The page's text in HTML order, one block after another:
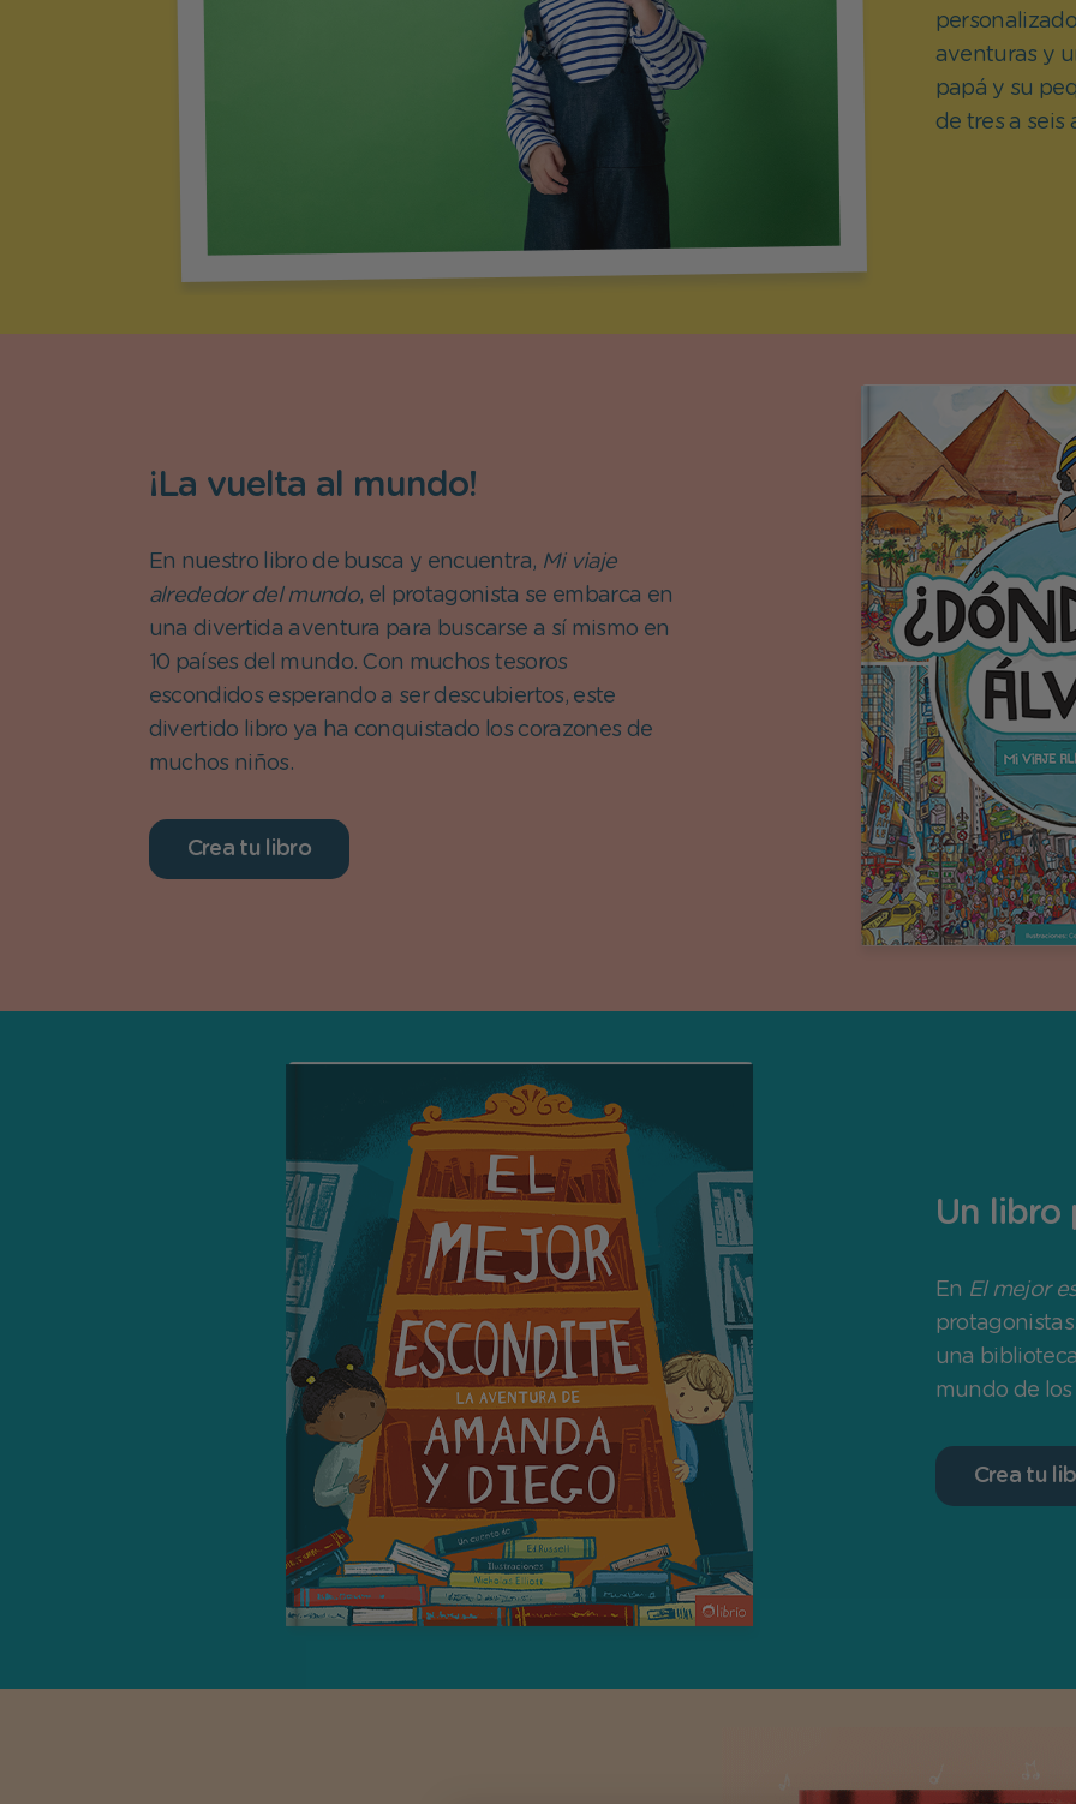
Día del Santo
aventuras y
papá y su
de tres a seis
¡La vuelta al mundo!
En nuestro libro de busca y encuentra, Mi viaje
alrededor del mundo, el protagonista se embarca en
una divertida aventura para buscarse a sí mismo en
10 países del mundo. Con muchos tesoros
escondidos esperando a ser descubiertos, este
divertido libro ya ha conquistado los corazones de
muchos niños.
Crea tu libro
Un libro
En El mejor
una
mundo de los
Crea tu